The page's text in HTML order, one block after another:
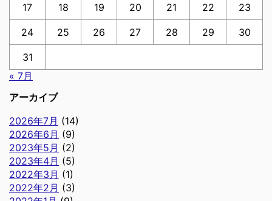
17 18 19 20 21 22 23
24 25 26 27 28 29 30
31
« 7月
アーカイブ
2026年7月 (14)
2026年6月 (9)
2023年5月 (2)
2023年4月 (5)
2022年3月 (1)
2022年2月 (3)